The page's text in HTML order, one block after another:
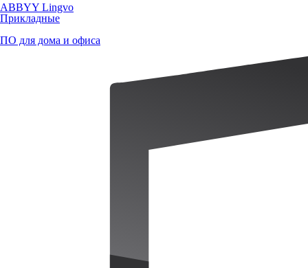
ABBYY Lingvo
Прикладные
ПО для дома и офиса